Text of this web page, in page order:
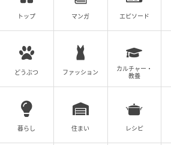
トップ マンガ エピソード
どうぶつ ファッション
カルチャー・
教養
暮らし 住まい レシピ